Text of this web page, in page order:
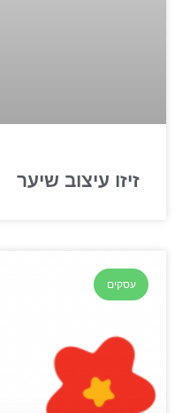
זיזו עיצוב שיער
עסקים